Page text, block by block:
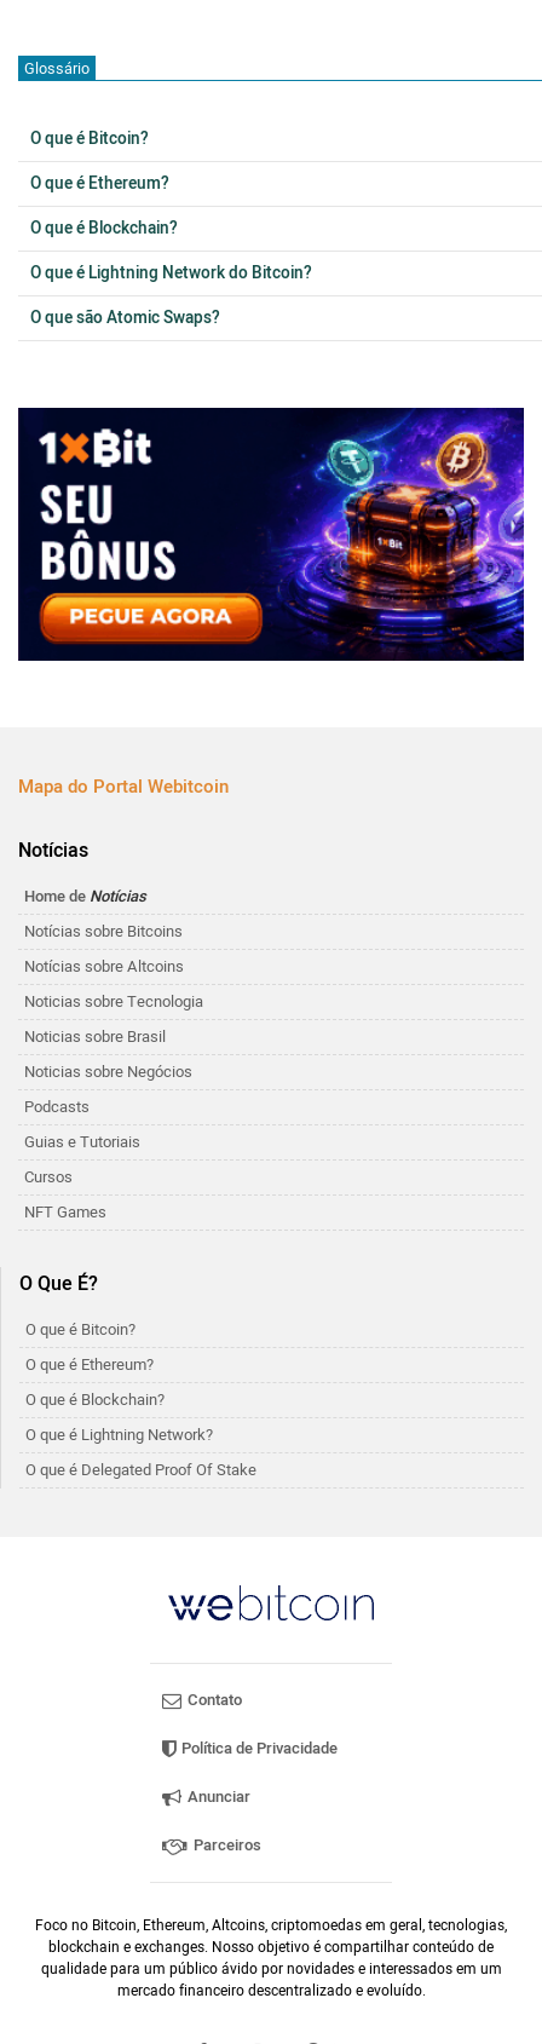
Glossário
O que é Bitcoin?
O que é Ethereum?
O que é Blockchain?
O que é Lightning Network do Bitcoin?
O que são Atomic Swaps?
Mapa do Portal Webitcoin
Notícias
Home de Notícias
Notícias sobre Bitcoins
Notícias sobre Altcoins
Noticias sobre Tecnologia
Noticias sobre Brasil
Noticias sobre Negócios
Podcasts
Guias e Tutoriais
Cursos
NFT Games
O Que É?
O que é Bitcoin?
O que é Ethereum?
O que é Blockchain?
O que é Lightning Network?
O que é Delegated Proof Of Stake
Contato
Política de Privacidade
Anunciar
Parceiros
Foco no Bitcoin, Ethereum, Altcoins, criptomoedas em geral, tecnologias,
blockchain e exchanges. Nosso objetivo é compartilhar conteúdo de
qualidade para um público ávido por novidades e interessados em um
mercado financeiro descentralizado e evoluído.